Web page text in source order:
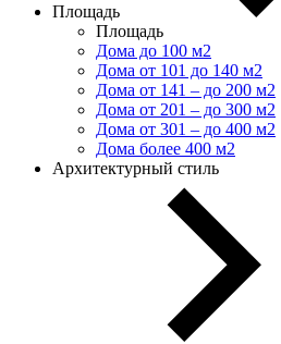
Площадь
Площадь
Дома до 100 м2
Дома от 101 до 140 м2
Дома от 141 – до 200 м2
Дома от 201 – до 300 м2
Дома от 301 – до 400 м2
Дома более 400 м2
Архитектурный стиль